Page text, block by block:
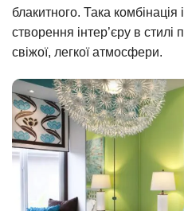
блакитного. Така комбінація
створення інтер’єру в
свіжої, легкої атмосфери.